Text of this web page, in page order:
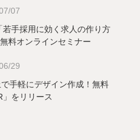
07
若手採用に効く求人の作り方
料オンラインセミナー
29
で手軽にデザイン作成！無料
」をリリース